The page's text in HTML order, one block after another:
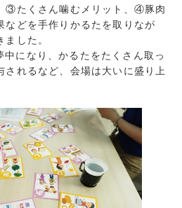
③たくさん噛むメリット、④豚肉
などを手作りかるたを取りなが
した。
になり、かるたをたくさん取っ
されるなど、会場は大いに盛り上